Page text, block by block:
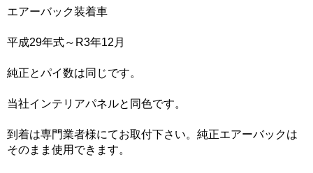
エアーバック装着車
平成29年式～R3年12月
純正とパイ数は同じです。
当社インテリアパネルと同色です。
到着は専門業者様にてお取付下さい。純正エアーバックは
そのまま使用できます。